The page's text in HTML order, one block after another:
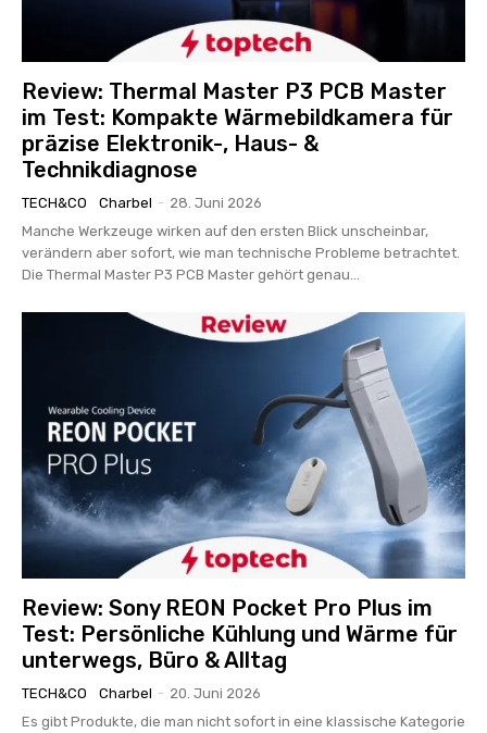
Review: Thermal Master P3 PCB Master
im Test: Kompakte Wärmebildkamera für
präzise Elektronik-, Haus- &
Technikdiagnose
TECH&CO Charbel - 28. Juni 2026
Manche Werkzeuge wirken auf den ersten Blick unscheinbar,
verändern aber sofort, wie man technische Probleme betrachtet.
Die Thermal Master P3 PCB Master gehört genau...
Review: Sony REON Pocket Pro Plus im
Test: Persönliche Kühlung und Wärme für
unterwegs, Büro & Alltag
TECH&CO Charbel - 20. Juni 2026
Es gibt Produkte, die man nicht sofort in eine klassische Kategorie